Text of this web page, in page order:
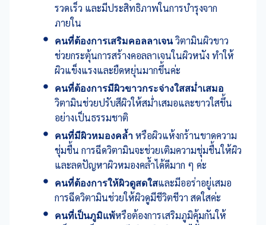
รวดเร็ว และมีประสิทธิภาพในการบำรุงจาก
ภายใน
คนที่ต้องการเสริมคอลลาเจนวิตามินผิวขาว
ช่วยกระตุ้นการสร้างคอลลาเจนในผิวหนัง ทำให้
ผิวแข็งแรงและยืดหยุ่นมากขึ้นค่ะ
คนที่ต้องการมีผิวขาวกระจ่างใสสม่ำเสมอ
วิตามินช่วยปรับสีผิวให้สม่ำเสมอและขาวใสขึ้น
อย่างเป็นธรรมชาติ
คนที่มีผิวหมองคล้ำ หรือผิวแห้งกร้านขาดความ
ชุ่มชื้น การฉีดวิตามินจะช่วยเติมความชุ่มชื้นให้ผิว
และลดปัญหาผิวหมองคล้ำได้ดีมาก ๆ ค่ะ
คนที่ต้องการให้ผิวดูสดใสและมีออร่าอยู่เสมอ
การฉีดวิตามินช่วยให้ผิวดูมีชีวิตชีวา สดใสค่ะ
คนที่เป็นภูมิแพ้หรือต้องการเสริมภูมิคุ้มกันให้